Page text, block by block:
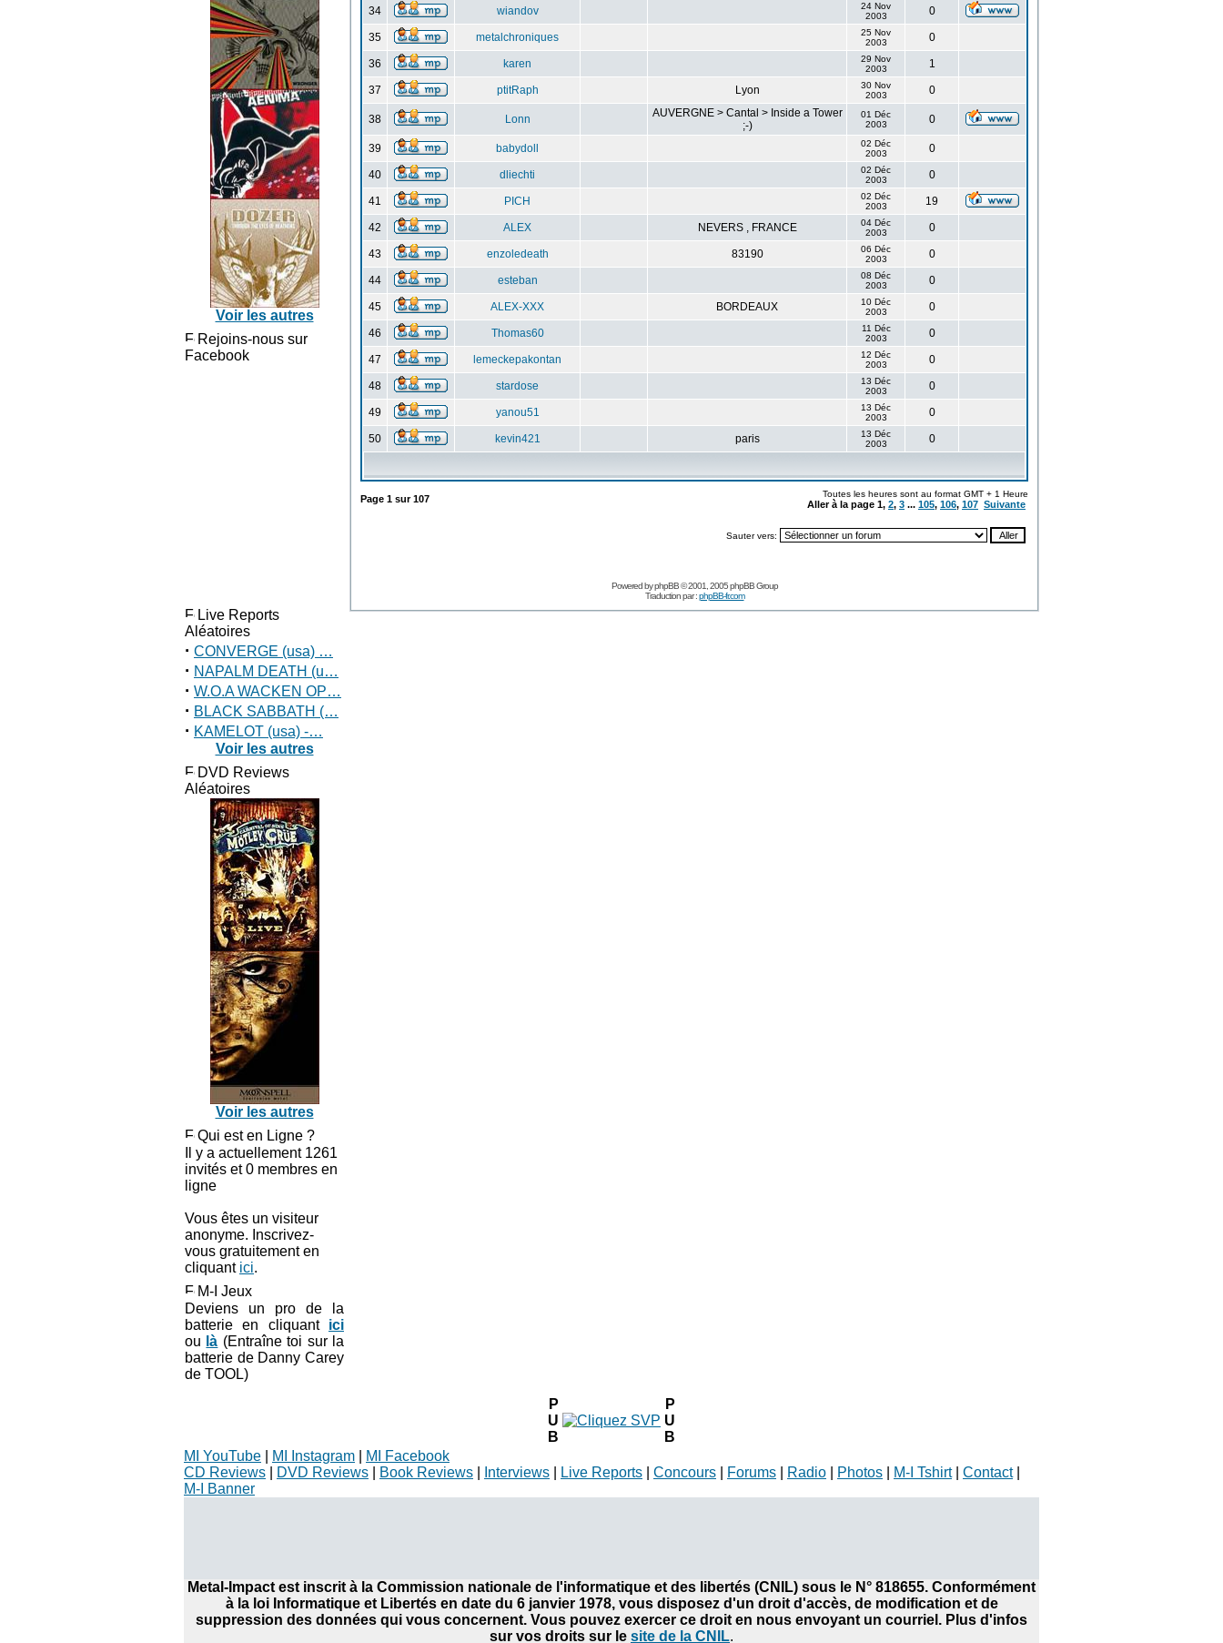
Voir les autres
Rejoins-nous sur
Facebook
Live Reports
Aléatoires
· CONVERGE (usa) …
· NAPALM DEATH (u…
· W.O.A WACKEN OP…
· BLACK SABBATH (…
· KAMELOT (usa) -…
Voir les autres
DVD Reviews
Aléatoires
Voir les autres
Qui est en Ligne ?
Il y a actuellement 1261
invités et 0 membres en
ligne
Vous êtes un visiteur
anonyme. Inscrivez-
vous gratuitement en
cliquant ici.
M-I Jeux
Deviens un pro de la
batterie en cliquant ici
ou là (Entraîne toi sur la
batterie de Danny Carey
de TOOL)
34 wiandov
24 Nov
2003
0
35 metalchroniques
25 Nov
2003
0
36 karen
29 Nov
2003
1
37 ptitRaph Lyon
30 Nov
2003
0
38 Lonn
AUVERGNE > Cantal > Inside a Tower
;-)
01 Déc
2003
0
39 babydoll
02 Déc
2003
0
40 dliechti
02 Déc
2003
0
41 PICH
02 Déc
2003
19
42 ALEX NEVERS , FRANCE
04 Déc
2003
0
43 enzoledeath 83190
06 Déc
2003
0
44 esteban
08 Déc
2003
0
45 ALEX-XXX BORDEAUX
10 Déc
2003
0
46 Thomas60
11 Déc
2003
0
47 lemeckepakontan
12 Déc
2003
0
48 stardose
13 Déc
2003
0
49 yanou51
13 Déc
2003
0
50 kevin421 paris
13 Déc
2003
0
Page 1 sur107 Toutes les heures sont au format GMT + 1 Heure
Aller à la page 1, 2, 3 ... 105, 106, 107 Suivante
Sauter vers:
Powered byphpBB© 2001, 2005 phpBB Group
Traduction par :phpBB-fr.com
P
U
B
P
U
B
MI YouTube
MI Instagram
MI Facebook
CD Reviews
DVD Reviews Book Reviews Interviews Live Reports Concours Forums Radio Photos M-I Tshirt| Contact|
M-I Banner
Metal-Impact est inscrit à la Commission nationale de l'informatique et des libertés (CNIL) sous le N° 818655. Conformément
à la loi Informatique et Libertés en date du 6 janvier 1978, vous disposez d'un droit d'accès, de modification et de
suppression des données qui vous concernent. Vous pouvez exercer ce droit en nous envoyant un courriel. Plus d'infos
sur vos droits sur le site de la CNIL.